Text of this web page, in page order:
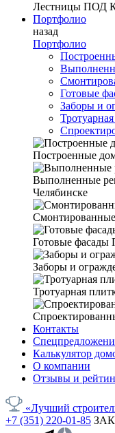
Лестницы ПОД
Портфолио
назад
Портфолио
Готовые
Заборы и
Построенные
Выполненные
Челябинске
Готовые фасады
Заборы и
Тротуарная
Контакты
Калькулятор
О компании
Отзывы и
«Лучший
+7 (351) 220-01-85